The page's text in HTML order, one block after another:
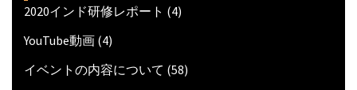
2020インド研修レポート (4)
YouTube動画 (4)
イベントの内容について (58)